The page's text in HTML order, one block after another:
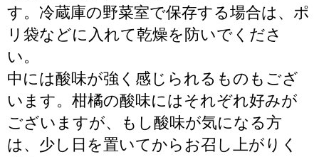
す。冷蔵庫の野菜室で保存する場合は、ポ
リ袋などに入れて乾燥を防いでくださ
い。
中には酸味が強く感じられるものもござ
います。柑橘の酸味にはそれぞれ好みが
ございますが、もし酸味が気になる方
は、少し日を置いてからお召し上がりく